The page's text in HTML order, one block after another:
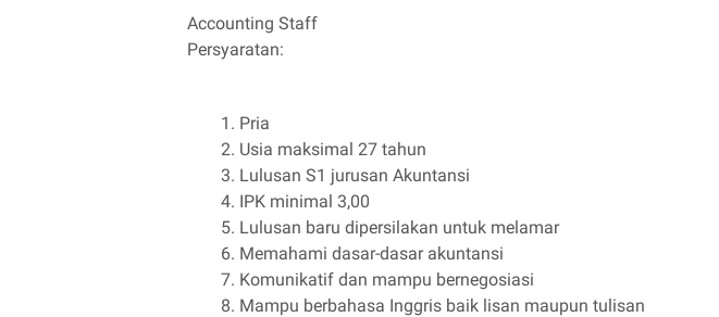
Accounting Staff
Persyaratan:
Pria
Usia maksimal 27 tahun
Lulusan S1 jurusan Akuntansi
IPK minimal 3,00
Lulusan baru dipersilakan untuk melamar
Memahami dasar-dasar akuntansi
Komunikatif dan mampu bernegosiasi
Mampu berbahasa Inggris baik lisan maupun tulisan